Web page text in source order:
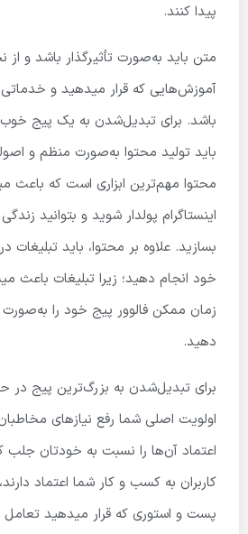
پیدا کنند.
متن باید به‌صورت تأثیرگذار باشد و از
آموزش‌هایی که قرار میدهید و خدماتی
باشد. برای تبدیل‌شدن به یک پیج
باید تولید محتوا به‌صورت منظم و
محتوا مهم‌ترین ابزاری است که باعث
اینستاگرام پولدار شوید و بتوانید
بسازید. علاوه بر محتوا، باید
خود انجام دهید؛ زیرا تبلیغات باعث
زمان ممکن فالوور پیج خود را به‌صورت
دهید.
برای تبدیل‌شدن به بزرگ‌ترین پیج در
اولویت اصلی شما رفع نیازهای
اعتماد آن‌ها را نسبت به خودتان جلب
کاربران به کسب و کار شما اعتماد
پست و استوری که قرار میدهید تعامل